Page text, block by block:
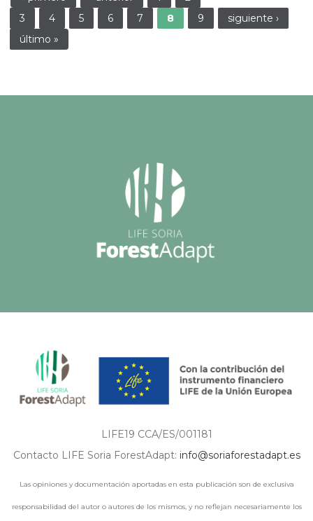
3
4 5 6 7 8 9
siguiente ›
último »
LIFE19 CCA/ES/001181
Contacto LIFE Soria ForestAdapt: info@soriaforestadapt.es
Las opiniones y documentación aportadas en esta publicación son de exclusiva
responsabilidad del autor o autores de los mismos, y no reflejan necesariamente los